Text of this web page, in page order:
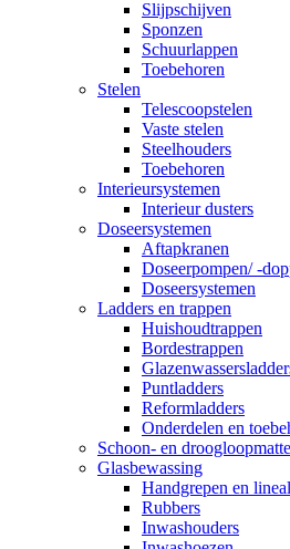
Slijpschijven
Sponzen
Schuurlappen
Toebehoren
Stelen
Telescoopstelen
Vaste stelen
Steelhouders
Toebehoren
Interieursystemen
Interieur dusters
Doseersystemen
Aftapkranen
Doseerpompen/ -
Doseersystemen
Ladders en trappen
Huishoudtrappen
Bordestrappen
Puntladders
Reformladders
Onderdelen en
Schoon- en
Glasbewassing
Handgrepen en
Rubbers
Inwashouders